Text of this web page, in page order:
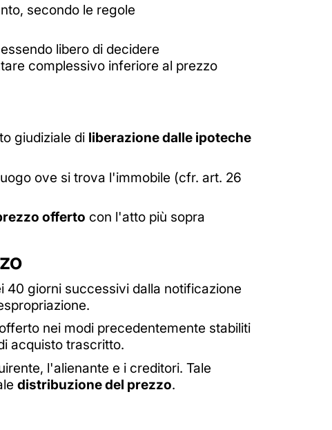
secondo le regole
libero di decidere
complessivo inferiore al prezzo
giudiziale di liberazione dalle ipoteche
ove si trova l'immobile (cfr. art. 26
offerto con l'atto più sopra
40 giorni successivi dalla notificazione
nei modi precedentemente stabiliti
acquisto trascritto.
l'alienante e i creditori. Tale
distribuzione del prezzo.